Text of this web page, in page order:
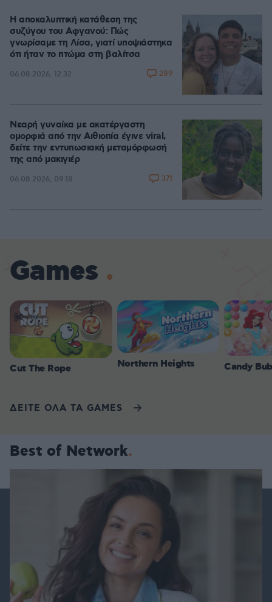
Η αποκαλυπτική κατάθεση της
συζύγου του Αφγανού: Πώς
γνωρίσαμε τη Λίσα, γιατί υποψιάστηκα
ότι ήταν το πτώμα στη βαλίτσα
06.08.2026, 12:32 289
Νεαρή γυναίκα με ακατέργαστη
ομορφιά από την Αιθιοπία έγινε viral,
δείτε την εντυπωσιακή μεταμόρφωσή
της από μακιγιέρ
06.08.2026, 09:18 371
Games
Cut The Rope Northern Heights Candy
ΔΕΙΤΕ ΟΛΑ ΤΑ GAMES
Best of Network